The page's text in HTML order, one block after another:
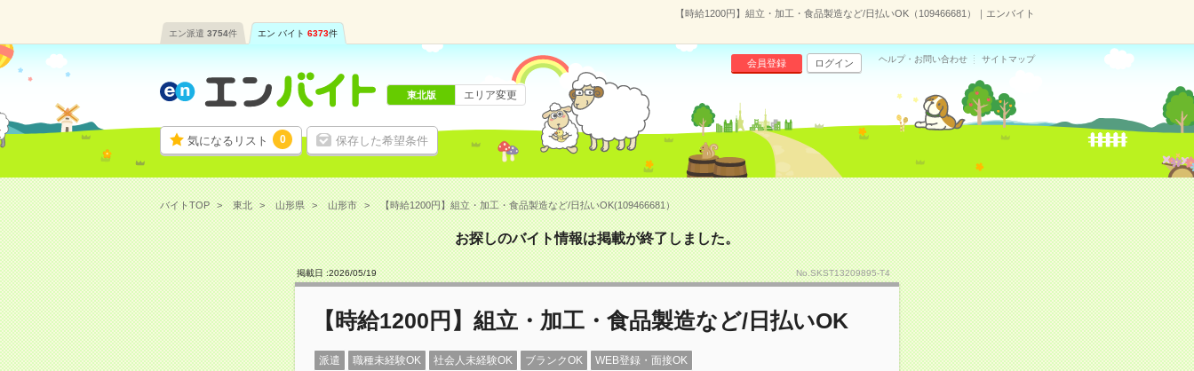
【時給1200円】組立・加工・食品製造など/日払いOK（109466681）｜エンバイト
エン派遣 3754件 エン バイト 6373件
気になるリスト 0 保存した希望条件
会員登録 ログイン ヘルプ・お問い合わせ サイトマップ
東北版 エリア変更
バイトTOP 東北 山形県 山形市 【時給1200円】組立・加工・食品製造など/日払いOK(109466681）
お探しのバイト情報は掲載が終了しました。
掲載日 :2026/05/19 No.SKST13209895-T4
【時給1200円】組立・加工・食品製造など/日払いOK
派遣 職種未経験OK 社会人未経験OK ブランクOK WEB登録・面接OK